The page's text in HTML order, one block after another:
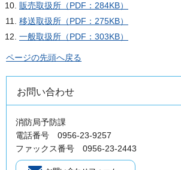
販売取扱所（PDF：284KB）
移送取扱所（PDF：275KB）
一般取扱所（PDF：303KB）
ページの先頭へ戻る
お問い合わせ
消防局予防課
電話番号 0956-23-9257
ファックス番号 0956-23-2443